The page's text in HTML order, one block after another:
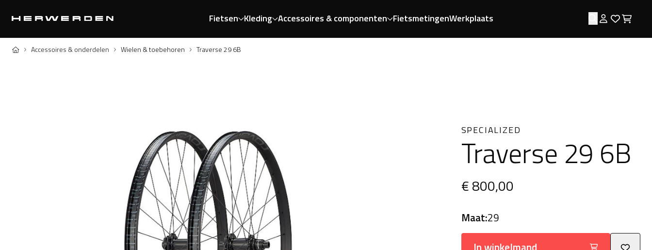
Fietsen Kleding Accessoires & componenten FietsmetingenWerkplaats Zoeken
Log in
Home Accessoires & onderdelen Wielen & toebehoren Traverse 29 6B
SPECIALIZED
Traverse 29 6B
€ 800,00
Maat:29
In winkelmand